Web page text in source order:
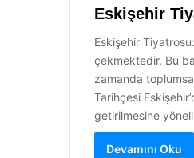
Eskişehir
Eskişehir
çekmektedir. Bu
zamanda
Tarihçesi
getirilmesine
Devamını Oku